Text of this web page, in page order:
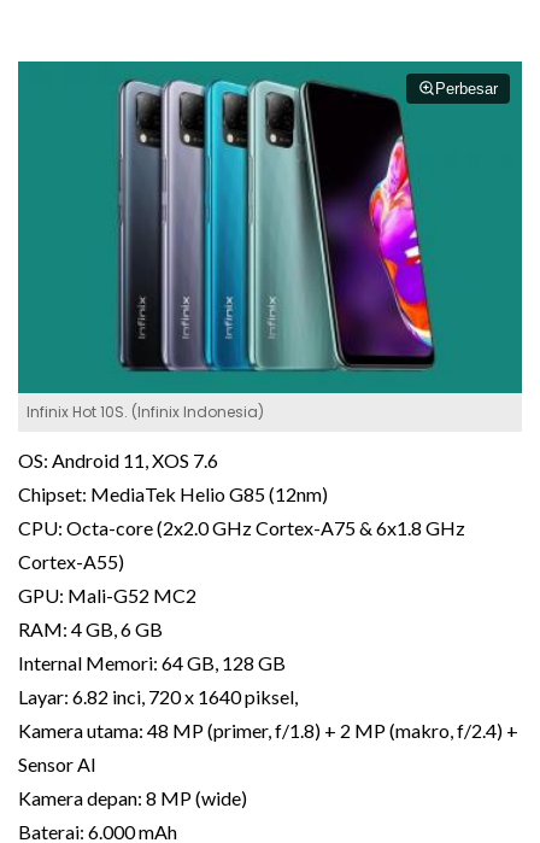
Perbesar
Infinix Hot 10S. (Infinix Indonesia)
OS: Android 11, XOS 7.6
Chipset: MediaTek Helio G85 (12nm)
CPU: Octa-core (2x2.0 GHz Cortex-A75 & 6x1.8 GHz
Cortex-A55)
GPU: Mali-G52 MC2
RAM: 4 GB, 6 GB
Internal Memori: 64 GB, 128 GB
Layar: 6.82 inci, 720 x 1640 piksel,
Kamera utama: 48 MP (primer, f/1.8) + 2 MP (makro, f/2.4) +
Sensor AI
Kamera depan: 8 MP (wide)
Baterai: 6.000 mAh